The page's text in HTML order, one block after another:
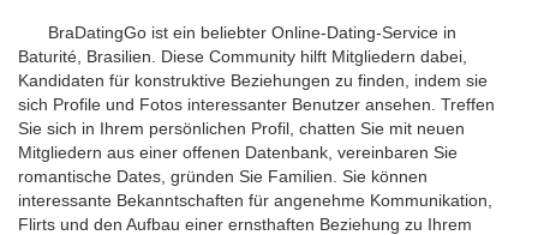
BraDatingGo ist ein beliebter Online-Dating-Service in
Baturité, Brasilien. Diese Community hilft Mitgliedern dabei,
Kandidaten für konstruktive Beziehungen zu finden, indem sie
sich Profile und Fotos interessanter Benutzer ansehen. Treffen
Sie sich in Ihrem persönlichen Profil, chatten Sie mit neuen
Mitgliedern aus einer offenen Datenbank, vereinbaren Sie
romantische Dates, gründen Sie Familien. Sie können
interessante Bekanntschaften für angenehme Kommunikation,
Flirts und den Aufbau einer ernsthaften Beziehung zu Ihrem